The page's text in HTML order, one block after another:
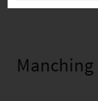
Manching